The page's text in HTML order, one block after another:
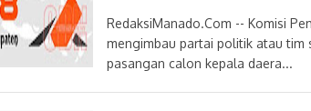
RedaksiManado.Com -- Komisi
mengimbau partai politik atau tim
pasangan calon kepala daera...